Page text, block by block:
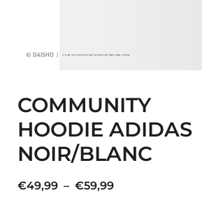
COMMUNITY
HOODIE ADIDAS
NOIR/BLANC
€49,99 – €59,99Plage